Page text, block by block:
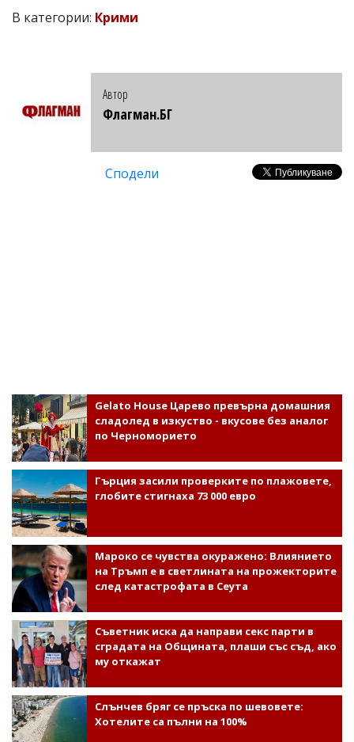
В категории: Крими
Автор
Флагман.БГ
Сподели
Gelato House Царево превърна домашния
сладолед в изкуство - вкусове без аналог
по Черноморието
Гърция засили проверките по плажовете,
глобите стигнаха 73 000 евро
Мароко се чувства окуражено: Влиянието
на Тръмп е в светлината на прожекторите
след катастрофата в Сеута
Съветник иска да направи секс парти в
сградата на Общината, плаши със съд, ако
му откажат
Слънчев бряг се пръска по шевовете:
Хотелите са пълни на 100%